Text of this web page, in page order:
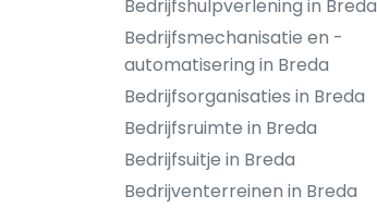
Bedrijfshulpverlening in Breda
Bedrijfsmechanisatie en -
automatisering in Breda
Bedrijfsorganisaties in Breda
Bedrijfsruimte in Breda
Bedrijfsuitje in Breda
Bedrijventerreinen in Breda